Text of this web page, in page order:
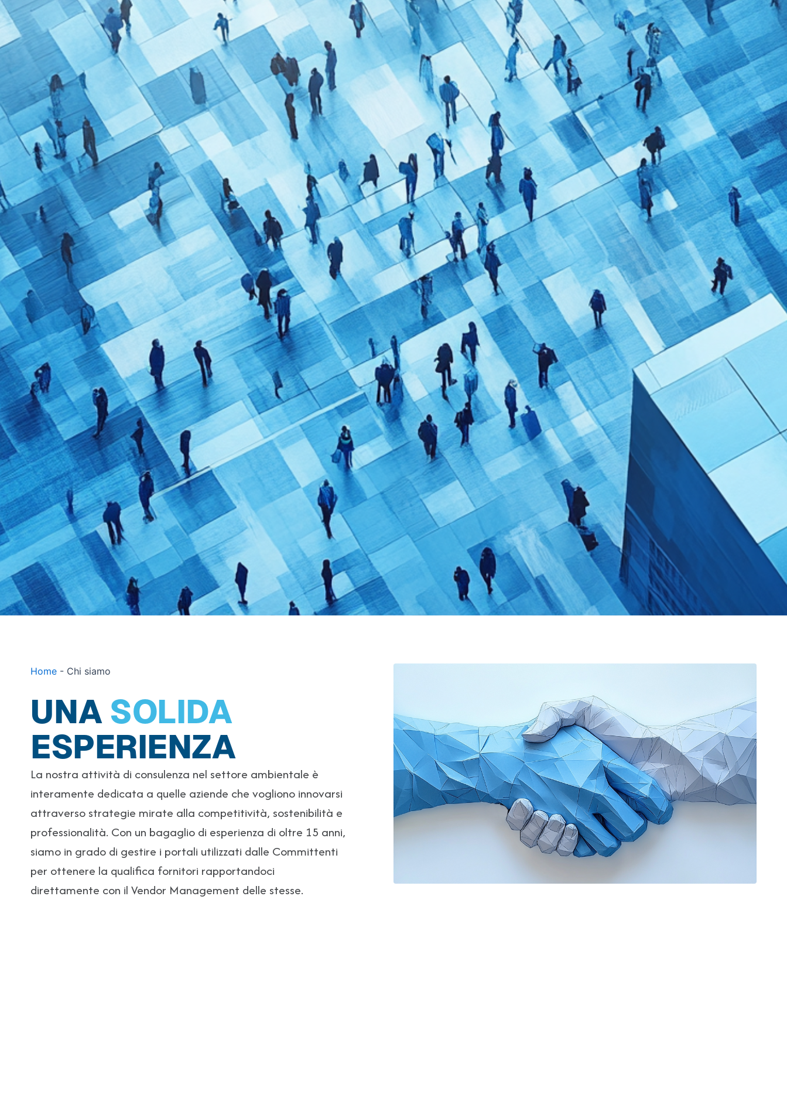
Home - Chi siamo
UNA SOLIDA
ESPERIENZA
La nostra attività di consulenza nel settore ambientale è
interamente dedicata a quelle aziende che vogliono innovarsi
attraverso strategie mirate alla competitività, sostenibilità e
professionalità. Con un bagaglio di esperienza di oltre 15 anni,
siamo in grado di gestire i portali utilizzati dalle Committenti
per ottenere la qualifica fornitori rapportandoci
direttamente con il Vendor Management delle stesse.